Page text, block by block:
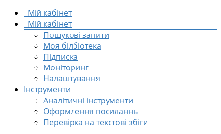
Мій кабінет
Мій кабінет
Пошукові запити
Моя білбіотека
Підписка
Моніторинг
Налаштування
Інструменти
Аналітичні інструменти
Оформлення посиланнь
Перевірка на текстові збіги